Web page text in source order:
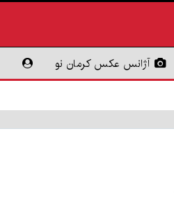
آژانس عکس کرمان نو